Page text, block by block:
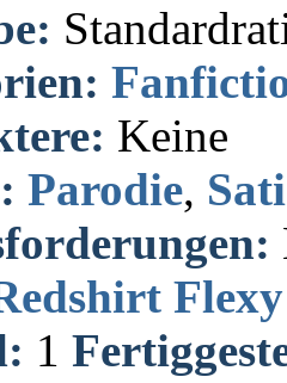
Keine
Parodie,
Flexy
1